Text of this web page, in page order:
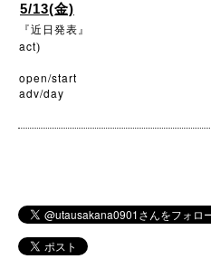
5/13(金)
『近日発表』
act)
open/start
adv/day